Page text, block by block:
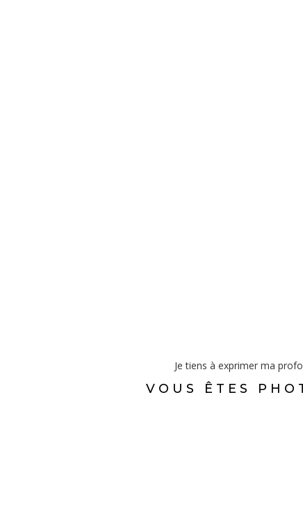
Je tiens à exprimer ma
VOUS ÊTES